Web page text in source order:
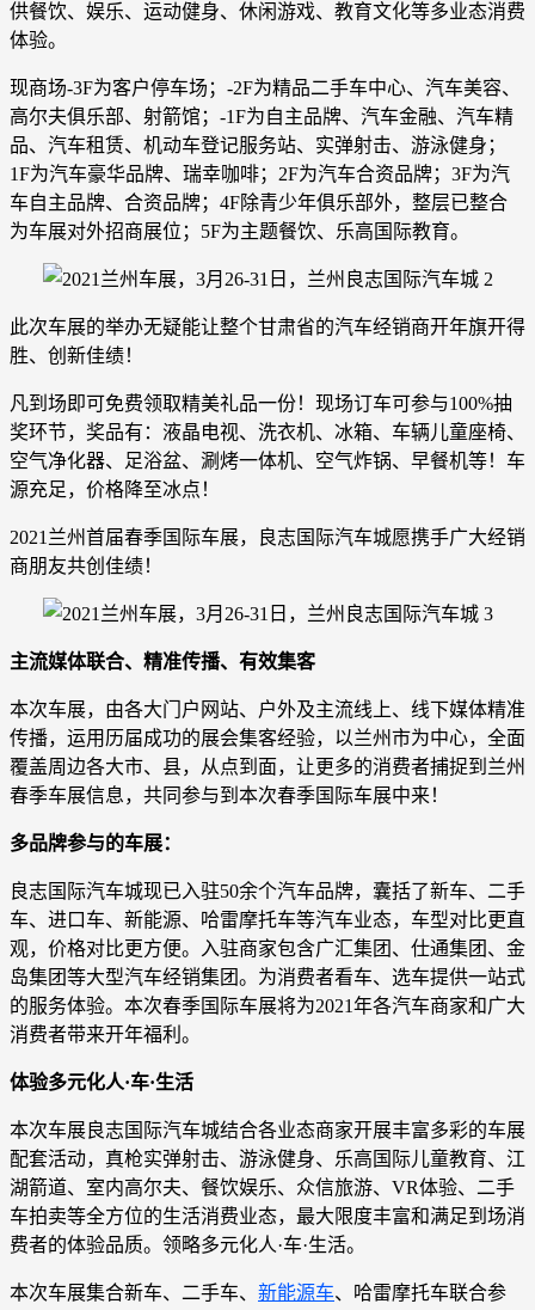
供餐饮、娱乐、运动健身、休闲游戏、教育文化等多业态消费
体验。
现商场-3F为客户停车场；-2F为精品二手车中心、汽车美容、
高尔夫俱乐部、射箭馆；-1F为自主品牌、汽车金融、汽车精
品、汽车租赁、机动车登记服务站、实弹射击、游泳健身；
1F为汽车豪华品牌、瑞幸咖啡；2F为汽车合资品牌；3F为汽
车自主品牌、合资品牌；4F除青少年俱乐部外，整层已整合
为车展对外招商展位；5F为主题餐饮、乐高国际教育。
此次车展的举办无疑能让整个甘肃省的汽车经销商开年旗开得
胜、创新佳绩！
凡到场即可免费领取精美礼品一份！现场订车可参与100%抽
奖环节，奖品有：液晶电视、洗衣机、冰箱、车辆儿童座椅、
空气净化器、足浴盆、涮烤一体机、空气炸锅、早餐机等！车
源充足，价格降至冰点！
2021兰州首届春季国际车展，良志国际汽车城愿携手广大经销
商朋友共创佳绩！
主流媒体联合、精准传播、有效集客
本次车展，由各大门户网站、户外及主流线上、线下媒体精准
传播，运用历届成功的展会集客经验，以兰州市为中心，全面
覆盖周边各大市、县，从点到面，让更多的消费者捕捉到兰州
春季车展信息，共同参与到本次春季国际车展中来！
多品牌参与的车展：
良志国际汽车城现已入驻50余个汽车品牌，囊括了新车、二手
车、进口车、新能源、哈雷摩托车等汽车业态，车型对比更直
观，价格对比更方便。入驻商家包含广汇集团、仕通集团、金
岛集团等大型汽车经销集团。为消费者看车、选车提供一站式
的服务体验。本次春季国际车展将为2021年各汽车商家和广大
消费者带来开年福利。
体验多元化人·车·生活
本次车展良志国际汽车城结合各业态商家开展丰富多彩的车展
配套活动，真枪实弹射击、游泳健身、乐高国际儿童教育、江
湖箭道、室内高尔夫、餐饮娱乐、众信旅游、VR体验、二手
车拍卖等全方位的生活消费业态，最大限度丰富和满足到场消
费者的体验品质。领略多元化人·车·生活。
本次车展集合新车、二手车、 新能源车、哈雷摩托车联合参